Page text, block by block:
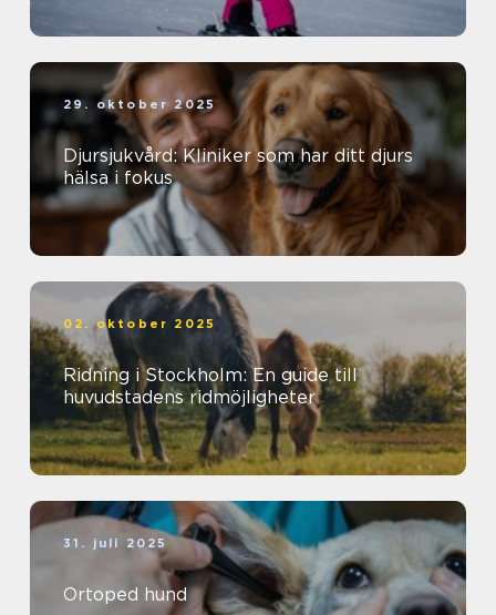
29. oktober 2025
Djursjukvård: Kliniker som har ditt djurs
hälsa i fokus
02. oktober 2025
Ridning i Stockholm: En guide till
huvudstadens ridmöjligheter
31. juli 2025
Ortoped hund